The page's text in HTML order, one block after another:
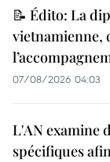
📝 Édito: La
vietnamienne,
07/08/2026 04:03
L'AN examine
spécifiques